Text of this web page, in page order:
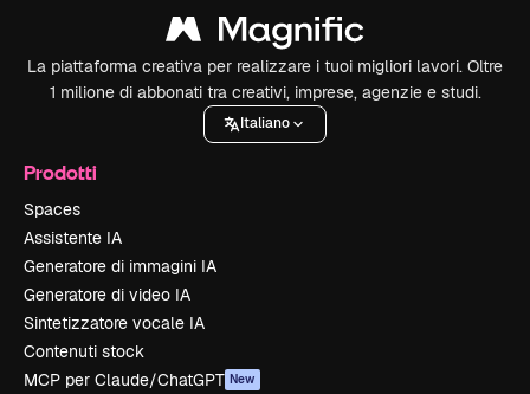
La piattaforma creativa per realizzare i tuoi migliori lavori. Oltre
1 milione di abbonati tra creativi, imprese, agenzie e studi.
Italiano
Prodotti
Spaces
Assistente IA
Generatore di immagini IA
Generatore di video IA
Sintetizzatore vocale IA
Contenuti stock
MCP per Claude/ChatGPT New